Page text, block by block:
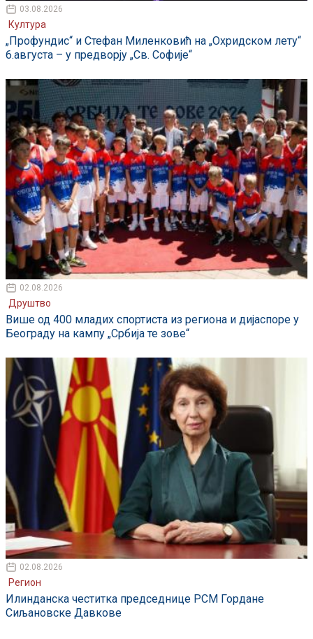
03.08.2026
Култура
„Профундис“ и Стефан Миленковић на „Охридском лету“
6.августа – у предворју „Св. Софије“
02.08.2026
Друштво
Више од 400 младих спортиста из региона и дијаспоре у
Београду на кампу „Србија те зове“
02.08.2026
Регион
Илинданска честитка председнице РСМ Гордане
Сиљановске Давкове